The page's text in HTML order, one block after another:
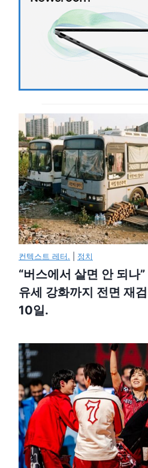
컨텍스트 레터. 정치
“버스에서 살면 안 되나
유세 강화까지 전면 재
10일.